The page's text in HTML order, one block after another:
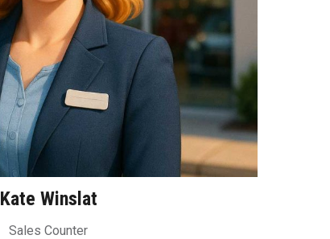
Kate Winslat
Sales Counter